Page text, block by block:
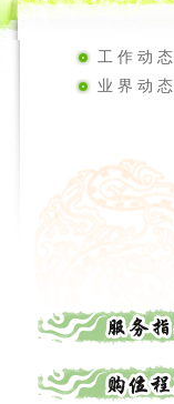
工作动态
业界动态